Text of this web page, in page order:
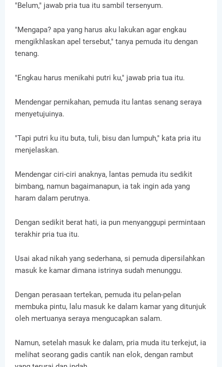
"Belum," jawab pria tua itu sambil tersenyum.
"Mengapa? apa yang harus aku lakukan agar engkau
mengikhlaskan apel tersebut," tanya pemuda itu dengan
tenang.
"Engkau harus menikahi putri ku," jawab pria tua itu.
Mendengar pernikahan, pemuda itu lantas senang seraya
menyetujuinya.
"Tapi putri ku itu buta, tuli, bisu dan lumpuh," kata pria itu
menjelaskan.
Mendengar ciri-ciri anaknya, lantas pemuda itu sedikit
bimbang, namun bagaimanapun, ia tak ingin ada yang
haram dalam perutnya.
Dengan sedikit berat hati, ia pun menyanggupi permintaan
terakhir pria tua itu.
Usai akad nikah yang sederhana, si pemuda dipersilahkan
masuk ke kamar dimana istrinya sudah menunggu.
Dengan perasaan tertekan, pemuda itu pelan-pelan
membuka pintu, lalu masuk ke dalam kamar yang ditunjuk
oleh mertuanya seraya mengucapkan salam.
Namun, setelah masuk ke dalam, pria muda itu terkejut, ia
melihat seorang gadis cantik nan elok, dengan rambut